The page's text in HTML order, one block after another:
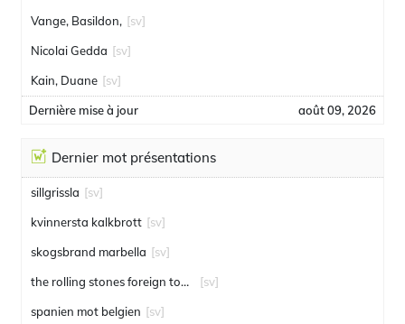
Vange, Basildon, [sv]
Nicolai Gedda [sv]
Kain, Duane [sv]
Dernière mise à jour août 09, 2026
Dernier mot présentations
sillgrissla [sv]
kvinnersta kalkbrott [sv]
skogsbrand marbella [sv]
the rolling stones foreign tongues [sv]
spanien mot belgien [sv]